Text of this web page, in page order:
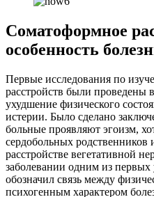
Соматоформное
особенность
Первые исследования по
расстройств были проведены
ухудшение физического
истерии. Было сделано
больные проявляют эгоизм,
сердобольных
расстройстве вегетативной
заболевании одним из
обозначил связь между
психогенным характером